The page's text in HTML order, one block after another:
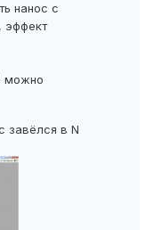
нанос с
эффект
можно
завёлся в N